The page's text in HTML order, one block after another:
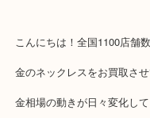
金のネックレスをお買取さ
金 K24 貴金属 K22